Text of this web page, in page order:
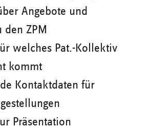
Angebote und
den ZPM
welches Pat.-Kollektiv
kommt
Kontaktdaten für
Präsentation